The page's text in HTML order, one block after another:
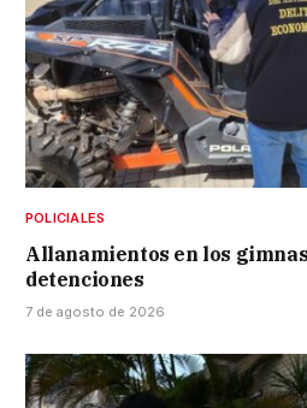
POLICIALES
Allanamientos en los
detenciones
7 de agosto de 2026